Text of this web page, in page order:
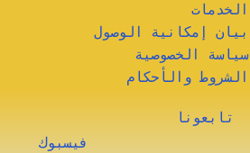
تابعونا
فيسبوك
الخدمات
سياسة الخصوصية
الشروط والأحكام
بيان إمكانية الوصول